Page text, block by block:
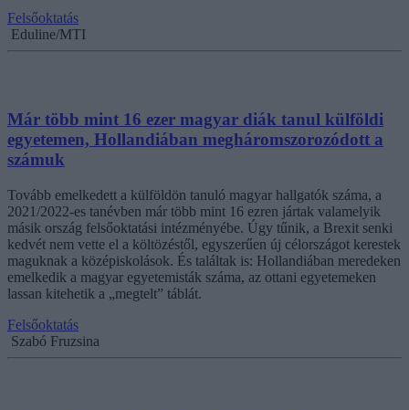
Felsőoktatás
Eduline/MTI
Már több mint 16 ezer magyar diák tanul külföldi
egyetemen, Hollandiában megháromszorozódott a
számuk
Tovább emelkedett a külföldön tanuló magyar hallgatók száma, a
2021/2022-es tanévben már több mint 16 ezren jártak valamelyik
másik ország felsőoktatási intézményébe. Úgy tűnik, a Brexit senki
kedvét nem vette el a költözéstől, egyszerűen új célországot kerestek
maguknak a középiskolások. És találtak is: Hollandiában meredeken
emelkedik a magyar egyetemisták száma, az ottani egyetemeken
lassan kitehetik a „megtelt” táblát.
Felsőoktatás
Szabó Fruzsina